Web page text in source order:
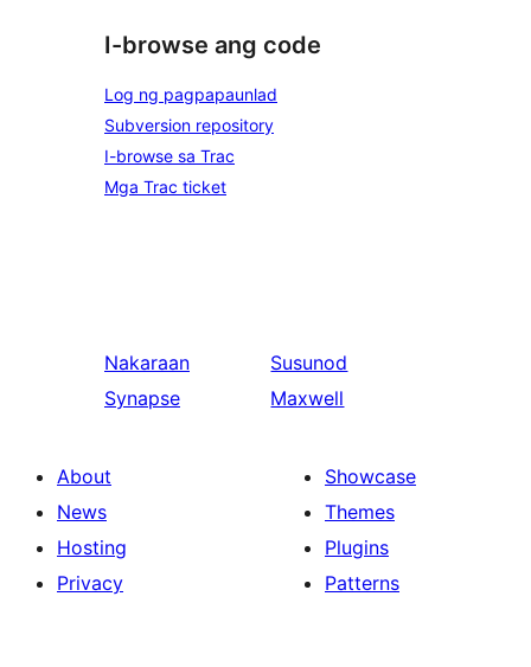
I-browse ang code
Log ng pagpapaunlad
Subversion repository
I-browse sa Trac
Mga Trac ticket
Nakaraan
Synapse
Susunod
Maxwell
About
News
Hosting
Privacy
Showcase
Themes
Plugins
Patterns